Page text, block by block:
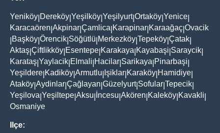
Yeniköy Dereköy Yeşilköy Yeşilyurt|Ortaköy Yenice
Karacaören Akpinar Çamlica Karapinar Karaağaç Ovacik
Başköy Örencik Söğütlü Merkezköy Tepeköy Çatak
Aktaş Çiftlikköy Esentepe Karakaya Kayabaşi Saraycik
Karataş Yaylacik Elmali Hacilar Sarikaya Pinarbaşi
Yeşildere Kadiköy Armutlu Işiklar Karaköy Hamidiye
Ataköy Aydinlar Çağlayan Güzelyurt| Sofular Tepecik
Yeşilova Yeşiltepe Aksu İncesu Akören Kaleköy Kavakli
Osmaniye
Ilçe: